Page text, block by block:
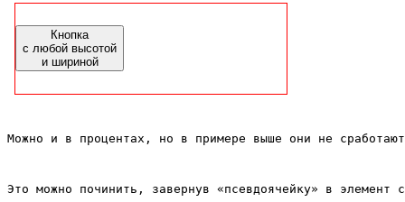
Кнопка
с любой высотой
и шириной
Можно и в процентах, но в примере выше они не
Это можно починить, завернув «псевдоячейку» в